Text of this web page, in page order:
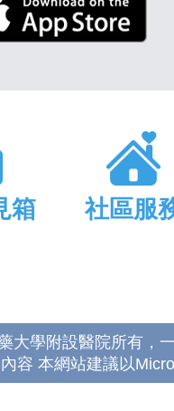
箱 社區服
大學附設醫院所有，
容 本網站建議以